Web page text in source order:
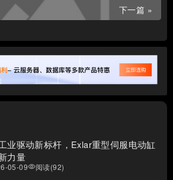
下一篇 »
业驱动新标杆，Exlar重型伺服电动缸
力量
05-09visibility阅读(92)